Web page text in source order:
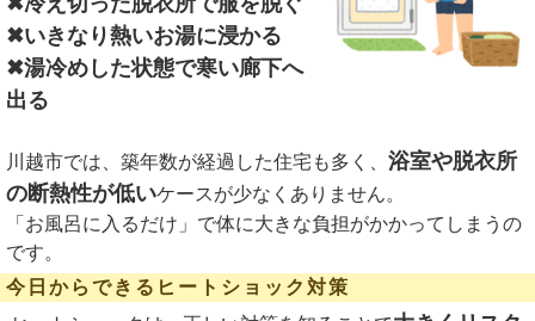
✖いきなり熱いお湯に浸かる
✖湯冷めした状態で寒い廊下へ
出る
川越市では、築年数が経過した住宅も多く、 浴室や脱衣所
の断熱性が低いケースが少なくありません。
「お風呂に入るだけ」で体に大きな負担がかかってしまうの
です。
今日からできるヒートショック対策